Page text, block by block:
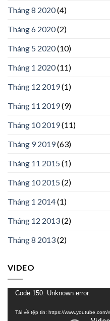
Tháng 8 2020(4)
Tháng 6 2020(2)
Tháng 5 2020(10)
Tháng 1 2020(11)
Tháng 12 2019(1)
Tháng 11 2019(9)
Tháng 10 2019(11)
Tháng 9 2019(63)
Tháng 11 2015 (1)
Tháng 10 2015 (2)
Tháng 1 2014(1)
Tháng 12 2013(2)
Tháng 8 2013(2)
VIDEO
Trình
Code 150: Unknown error.
Tải về tệp tin: https://